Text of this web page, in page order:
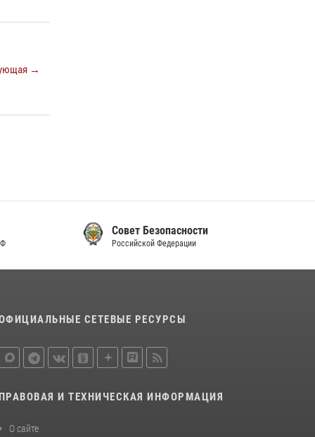
→
Совет Безопасности
Российской Федерации
СЕТЕВЫЕ РЕСУРСЫ
ПРАВОВАЯ И ТЕХНИЧЕСКАЯ ИНФОРМАЦИЯ
О сайте